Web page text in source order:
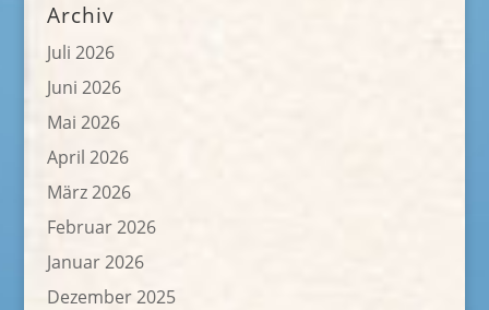
Archiv
Juli 2026
Juni 2026
Mai 2026
April 2026
März 2026
Februar 2026
Januar 2026
Dezember 2025